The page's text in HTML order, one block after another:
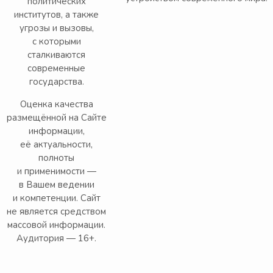
институтов, а также
угрозы и вызовы,
с которыми
сталкиваются
современные
государства.
Оценка качества
размещённой на Сайте
информации,
её актуальности,
полноты
и применимости —
в Вашем ведении
и компетенции. Сайт
не является средством
массовой информации.
Аудитория — 16+.